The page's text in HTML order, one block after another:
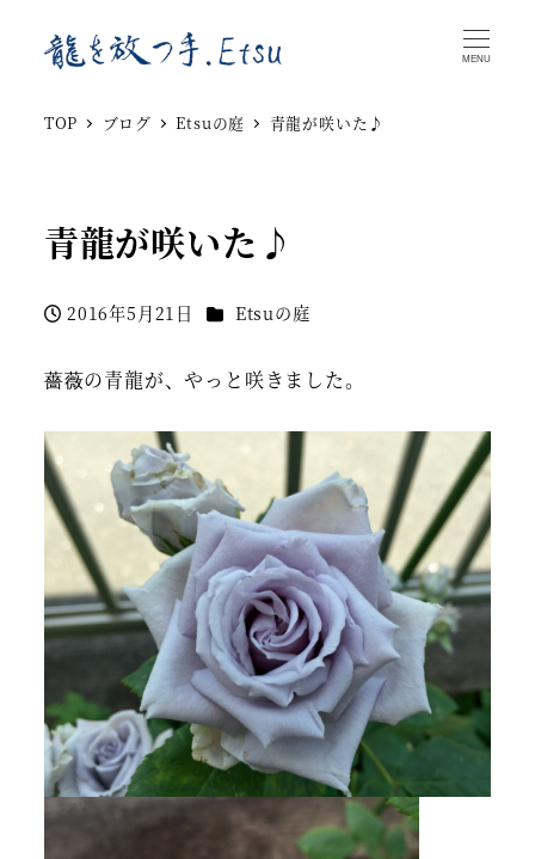
MENU
TOP ブログ Etsuの庭 青龍が咲いた♪
青龍が咲いた♪
投稿日
2016年5月21日 カテゴリー
Etsuの庭
薔薇の青龍が、やっと咲きました。